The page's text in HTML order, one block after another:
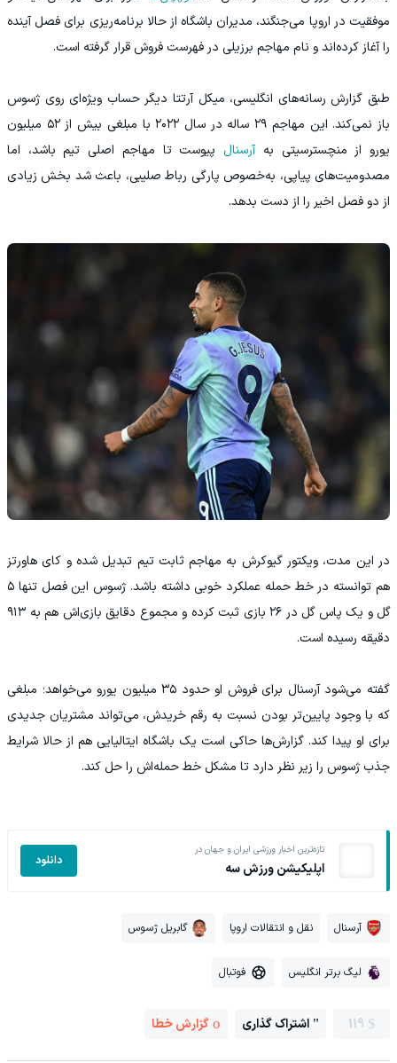
موفقیت در اروپا می‌جنگند، مدیران باشگاه از حالا برنامه‌ریزی برای فصل آینده
را آغاز کرده‌اند و نام مهاجم برزیلی در فهرست فروش قرار گرفته است.
طبق گزارش رسانه‌های انگلیسی، میکل آرتتا دیگر حساب ویژه‌ای روی ژسوس
باز نمی‌کند. این مهاجم ۲۹ ساله در سال ۲۰۲۲ با مبلغی بیش از ۵۲ میلیون
یورو از منچسترسیتی بهآرسنال پیوست تا مهاجم اصلی تیم باشد، اما
مصدومیت‌های پیاپی، به‌خصوص پارگی رباط صلیبی، باعث شد بخش زیادی
از دو فصل اخیر را از دست بدهد.
در این مدت، ویکتور گیوکرش به مهاجم ثابت تیم تبدیل شده و کای هاورتز
هم توانسته در خط حمله عملکرد خوبی داشته باشد. ژسوس این فصل تنها ۵
گل و یک پاس گل در ۲۶ بازی ثبت کرده و مجموع دقایق بازی‌اش هم به ۹۱۳
دقیقه رسیده است.
گفته می‌شود آرسنال برای فروش او حدود ۳۵ میلیون یورو می‌خواهد؛ مبلغی
که با وجود پایین‌تر بودن نسبت به رقم خریدش، می‌تواند مشتریان جدیدی
برای او پیدا کند. گزارش‌ها حاکی است یک باشگاه ایتالیایی هم از حالا شرایط
جذب ژسوس را زیر نظر دارد تا مشکل خط حمله‌اش را حل کند.
تازه‌ترین اخبار ورزشی ایران و جهان در
اپلیکیشن ورزش سه دانلود
آرسنال نقل و انتقالات اروپا گابریل ژسوس
لیگ برتر انگلیس فوتبال
119 اشتراک گذاری گزارش خطا